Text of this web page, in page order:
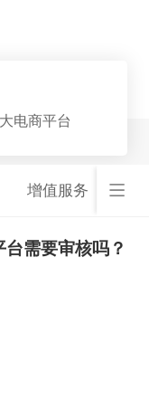
电商平台
增值服务 基
需要审核吗？